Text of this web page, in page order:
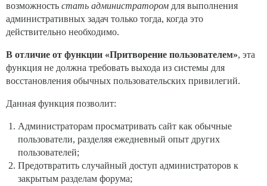
возможность стать администратором для выполнения
административных задач только тогда, когда это
действительно необходимо.
В отличие от функции «Притворение пользователем», эта
функция не должна требовать выхода из системы для
восстановления обычных пользовательских привилегий.
Данная функция позволит:
Администраторам просматривать сайт как обычные
пользователи, разделяя ежедневный опыт других
пользователей;
Предотвратить случайный доступ администраторов к
закрытым разделам форума;